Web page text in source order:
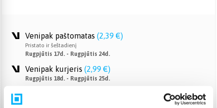
Venipak paštomatas (2,39 €)
Pristato ir šeštadienį
Rugpjūtis 17d. - Rugpjūtis 24d.
Venipak kurjeris (2,99 €)
Rugpjūtis 18d. - Rugpjūtis 25d.